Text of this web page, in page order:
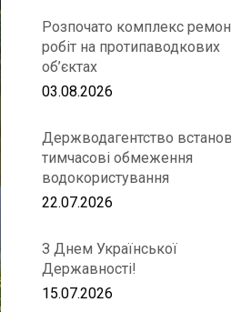
Розпочато комплекс
робіт на протипаводкових
об’єктах
03.08.2026
Держводагентство
тимчасові обмеження
водокористування
22.07.2026
З Днем Української
Державності!
15.07.2026